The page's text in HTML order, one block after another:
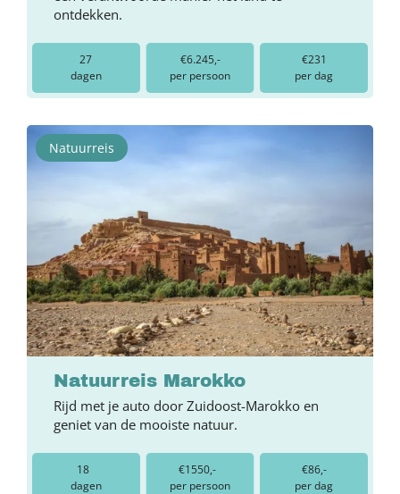
ontdekken.
27
dagen
€6.245,-
per persoon
€231
per dag
Natuurreis
Natuurreis Marokko
Rijd met je auto door Zuidoost-Marokko en
geniet van de mooiste natuur.
18
dagen
€1550,-
per persoon
€86,-
per dag